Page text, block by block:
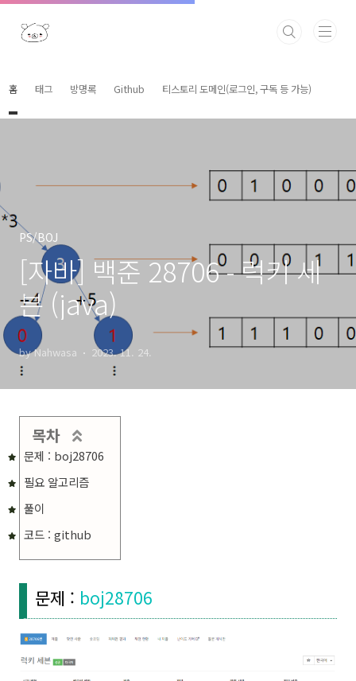
본문 바로가기
홈 태그 방명록 Github 티스토리 도메인(로그인, 구독 등 가능)
PS/BOJ
[자바] 백준 28706 - 럭키 세
븐 (java)
by Nahwasa 2023. 11. 24.
목차
문제 : boj28706
필요 알고리즘
풀이
코드 : github
문제 : boj28706